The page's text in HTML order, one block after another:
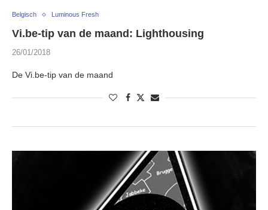
Belgisch Luminous Fresh
Vi.be-tip van de maand: Lighthousing
26/01/2018
De Vi.be-tip van de maand